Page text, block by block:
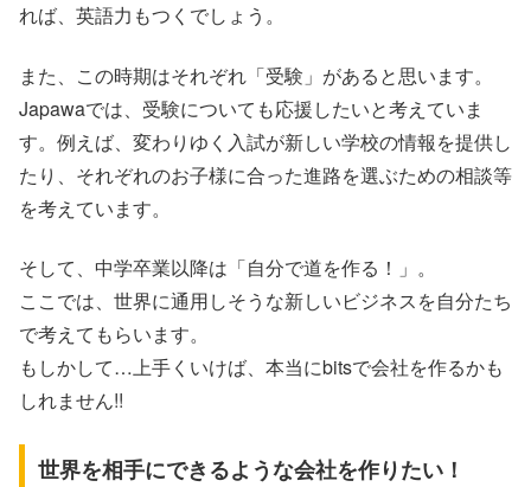
れば、英語力もつくでしょう。
また、この時期はそれぞれ「受験」があると思います。
Japawaでは、受験についても応援したいと考えていま
す。例えば、変わりゆく入試が新しい学校の情報を提供し
たり、それぞれのお子様に合った進路を選ぶための相談等
を考えています。
そして、中学卒業以降は「自分で道を作る！」。
ここでは、世界に通用しそうな新しいビジネスを自分たち
で考えてもらいます。
もしかして…上手くいけば、本当にbitsで会社を作るかも
しれません!!
世界を相手にできるような会社を作りたい！